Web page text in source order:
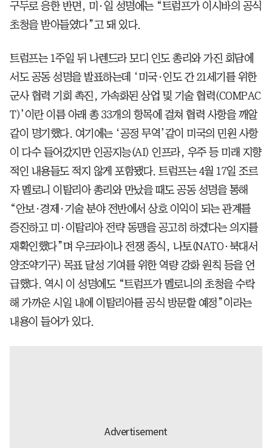
구두로 응한 반면, 미·일 성명에는 “트럼프가 이시바의 공식
초청을 받아들였다”고 돼 있다.
트럼프는 1주일 뒤 나렌드라 모디 인도 총리와 가진 회담에
서도 공동 성명을 발표하는데 ‘미국·인도 간 21세기를 위한
군사 협력 기회 촉진, 가속화된 상업 및 기술 협력(COMPAC
T)’이란 이름 아래 총 33개의 항목에 걸쳐 협력 사항을 깨알
같이 명기했다. 여기에는 ‘공정 무역’같이 미국의 민원 사항
이 다수 들어갔지만 인공지능(AI) 인프라, 우주 등 미래 지향
적인 내용들도 적지 않게 포함됐다. 트럼프는 4월 17일 조르
자 멜로니 이탈리아 총리와 만났을 때도 공동 성명을 통해
“안보·경제·기술 분야 전반에서 상호 이익이 되는 관계를
증진하고 미·이탈리아 전략 동맹을 공고히 하겠다는 의지를
재확인했다”며 우크라이나 전쟁 종식, 나토(NATO·북대서
양조약기구) 목표 달성 기여를 위한 역량 강화 원칙 등을 언
급했다. 역시 이 성명에도 “트럼프가 멜로니의 초청을 수락
해 가까운 시일 내에 이탈리아를 공식 방문할 예정”이라는
내용이 들어가 있다.